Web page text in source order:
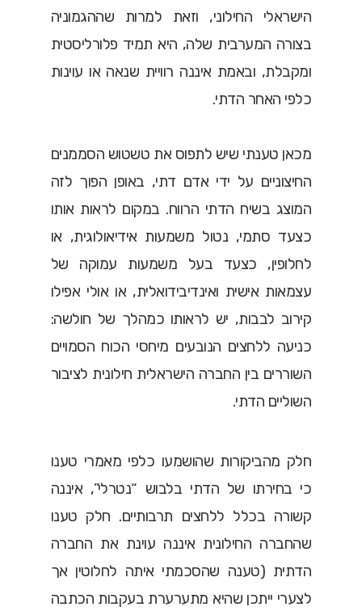
הישראלי החילוני, וזאת למרות שההגמוניה
בצורה המערבית שלה, היא תמיד פלורליסטית
ומקבלת, ובאמת איננה רוויית שנאה או עוינות
כלפי האחר הדתי.
מכאן טענתי שיש לתפוס את טשטוש הסממנים
החיצוניים על ידי אדם דתי, באופן הפוך לזה
המוצג בשיח הדתי הרווח. במקום לראות אותו
כצעד סתמי, נטול משמעות אידיאולוגית, או
לחלופין, כצעד בעל משמעות עמוקה של
עצמאות אישית ואינדיבידואלית, או אולי אפילו
קירוב לבבות, יש לראותו כמהלך של חולשה:
כניעה ללחצים הנובעים מיחסי הכוח הסמויים
השוררים בין החברה הישראלית חילונית לציבור
השוליים הדתי.
חלק מהביקורות שהושמעו כלפי מאמרי טענו
כי בחירתו של הדתי בלבוש “נטרלי”, איננה
קשורה בכלל ללחצים תרבותיים. חלק טענו
שהחברה החילונית איננה עוינת את החברה
הדתית (טענה שהסכמתי איתה לחלוטין אך
לצערי ייתכן שהיא מתערערת בעקבות הכתבה